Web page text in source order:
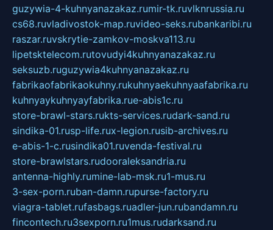
guzywia-4-kuhnyanazakaz.rumir-tk.ruvlknrussia.ru
cs68.ruvladivostok-map.ruvideo-seks.rubankaribi.ru
raszar.ruvskrytie-zamkov-moskva113.ru
lipetsktelecom.rutovudyi4kuhnyanazakaz.ru
seksuzb.ruguzywia4kuhnyanazakaz.ru
fabrikaofabrikaokuhny.rukuhnyaekuhnyaafabrika.ru
kuhnyaykuhnyayfabrika.rue-abis1c.ru
store-brawl-stars.rukts-services.rudark-sand.ru
sindika-01.rusp-life.rux-legion.rusib-archives.ru
e-abis-1-c.rusindika01.ruvenda-festival.ru
store-brawlstars.rudooraleksandria.ru
antenna-highly.rumine-lab-msk.ru1-mus.ru
3-sex-porn.ruban-damn.rupurse-factory.ru
viagra-tablet.rufasbags.ruadler-jun.rubandamn.ru
fincontech.ru3sexporn.ru1mus.rudarksand.ru